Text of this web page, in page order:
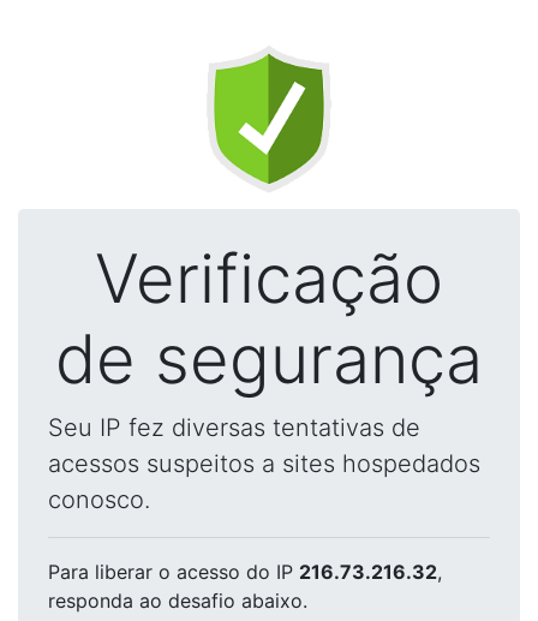
Verificação
de segurança
Seu IP fez diversas tentativas de
acessos suspeitos a sites hospedados
conosco.
Para liberar o acesso do IP 216.73.216.32,
responda ao desafio abaixo.